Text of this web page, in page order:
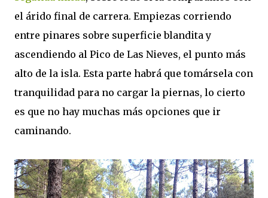
el árido final de carrera. Empiezas corriendo
entre pinares sobre superficie blandita y
ascendiendo al Pico de Las Nieves, el punto más
alto de la isla. Esta parte habrá que tomársela con
tranquilidad para no cargar la piernas, lo cierto
es que no hay muchas más opciones que ir
caminando.